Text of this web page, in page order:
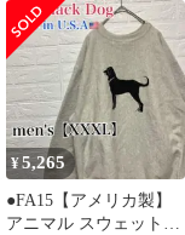
ィーブグランジフェー
ド水色
¥5,265
●FA15【アメリカ製】
アニマル スウェットシ